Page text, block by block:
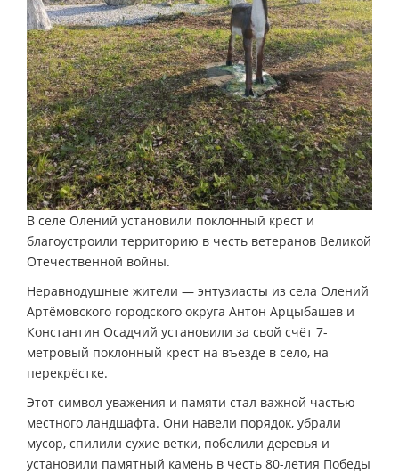
В селе Олений установили поклонный крест и
благоустроили территорию в честь ветеранов Великой
Отечественной войны.
Неравнодушные жители — энтузиасты из села Олений
Артёмовского городского округа Антон Арцыбашев и
Константин Осадчий установили за свой счёт 7-
метровый поклонный крест на въезде в село, на
перекрёстке.
Этот символ уважения и памяти стал важной частью
местного ландшафта. Они навели порядок, убрали
мусор, спилили сухие ветки, побелили деревья и
установили памятный камень в честь 80-летия Победы